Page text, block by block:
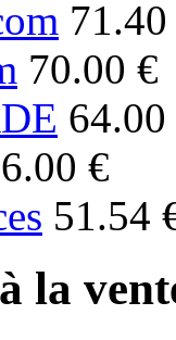
70.00 €
64.00
€
51.54
la